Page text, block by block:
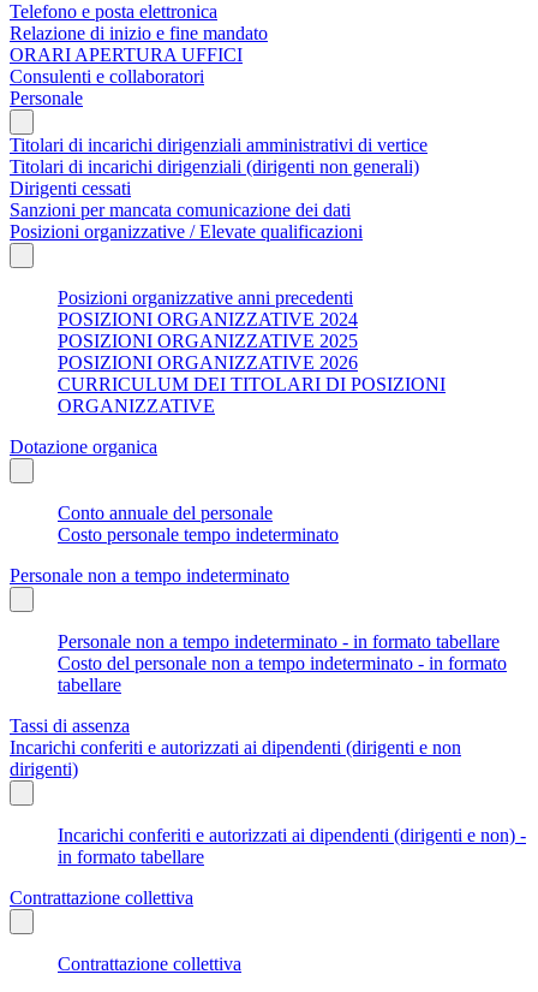
Telefono e posta elettronica
Relazione di inizio e fine mandato
ORARI APERTURA UFFICI
Consulenti e collaboratori
Personale
Titolari di incarichi dirigenziali amministrativi di vertice
Titolari di incarichi dirigenziali (dirigenti non generali)
Dirigenti cessati
Sanzioni per mancata comunicazione dei dati
Posizioni organizzative / Elevate qualificazioni
Posizioni organizzative anni precedenti
POSIZIONI ORGANIZZATIVE 2024
POSIZIONI ORGANIZZATIVE 2025
POSIZIONI ORGANIZZATIVE 2026
CURRICULUM DEI TITOLARI DI POSIZIONI
ORGANIZZATIVE
Dotazione organica
Conto annuale del personale
Costo personale tempo indeterminato
Personale non a tempo indeterminato
Personale non a tempo indeterminato - in formato tabellare
Costo del personale non a tempo indeterminato - in formato
tabellare
Tassi di assenza
Incarichi conferiti e autorizzati ai dipendenti (dirigenti e non
dirigenti)
Incarichi conferiti e autorizzati ai dipendenti (dirigenti e non) -
in formato tabellare
Contrattazione collettiva
Contrattazione collettiva